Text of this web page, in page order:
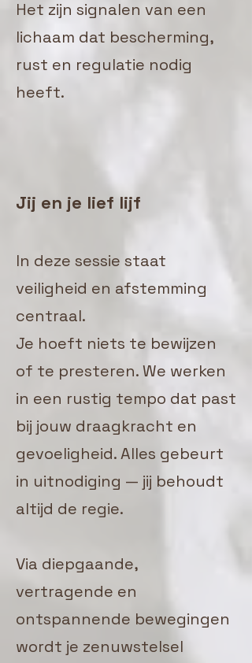
Het zijn signalen van een
lichaam dat bescherming,
rust en regulatie nodig
heeft.
Jij en je lief lijf
In deze sessie staat
veiligheid en afstemming
centraal.
Je hoeft niets te bewijzen
of te presteren. We werken
in een rustig tempo dat past
bij jouw draagkracht en
gevoeligheid. Alles gebeurt
in uitnodiging — jij behoudt
altijd de regie.
Via diepgaande,
vertragende en
ontspannende bewegingen
wordt je zenuwstelsel